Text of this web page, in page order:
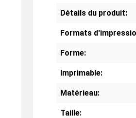
Détails du produit:
Formats
Forme:
Imprimable:
Matérieau:
Taille: